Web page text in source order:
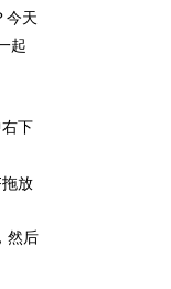
今天
起
下
拖放
然后